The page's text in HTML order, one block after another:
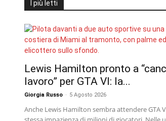
I più letti
Lewis Hamilton pronto a
lavoro” per GTA VI: la...
Giorgia Russo - 5 Agosto 2026
Anche Lewis Hamilton sembra attendere GTA